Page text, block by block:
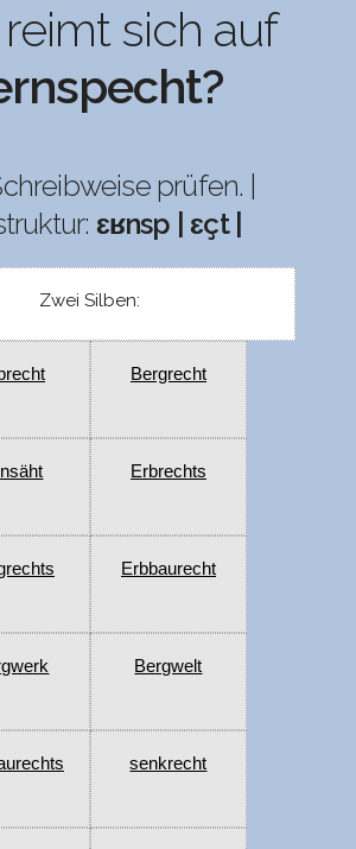
sich auf
prüfen. |
ɛʁnsp | ɛçt |
Zwei Silben:
Bergrecht
Erbrechts
Erbbaurecht
Bergwelt
senkrecht